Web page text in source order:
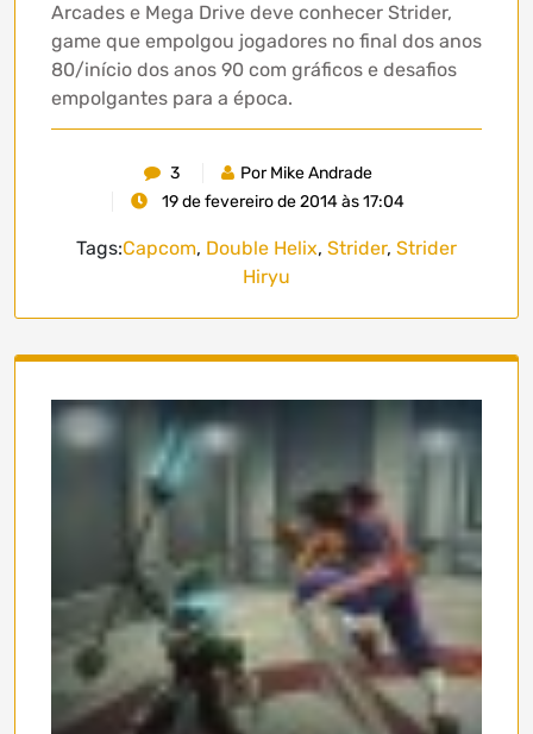
Arcades e Mega Drive deve conhecer Strider,
game que empolgou jogadores no final dos anos
80/início dos anos 90 com gráficos e desafios
empolgantes para a época.
3
Por Mike Andrade
19 de fevereiro de 2014 às 17:04
Tags:Capcom, Double Helix, Strider, Strider
Hiryu